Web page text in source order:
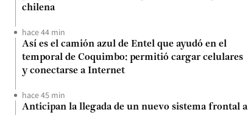
chilena
hace 44 min
Así es el camión azul de Entel que ayudó en el
temporal de Coquimbo: permitió cargar celulares
y conectarse a Internet
hace 45 min
Anticipan la llegada de un nuevo sistema frontal a